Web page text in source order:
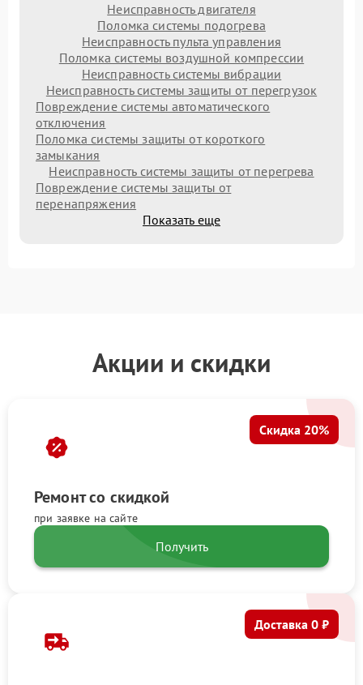
Неисправность двигателя
Поломка системы подогрева
Неисправность пульта управления
Поломка системы воздушной компрессии
Неисправность системы вибрации
Неисправность системы защиты от перегрузок
Повреждение системы автоматического
отключения
Поломка системы защиты от короткого
замыкания
Неисправность системы защиты от перегрева
Повреждение системы защиты от
перенапряжения
Показать еще
Акции и скидки
Ремонт со скидкой
при заявке на сайте
Скидка 20%
Получить
Доставка 0 ₽